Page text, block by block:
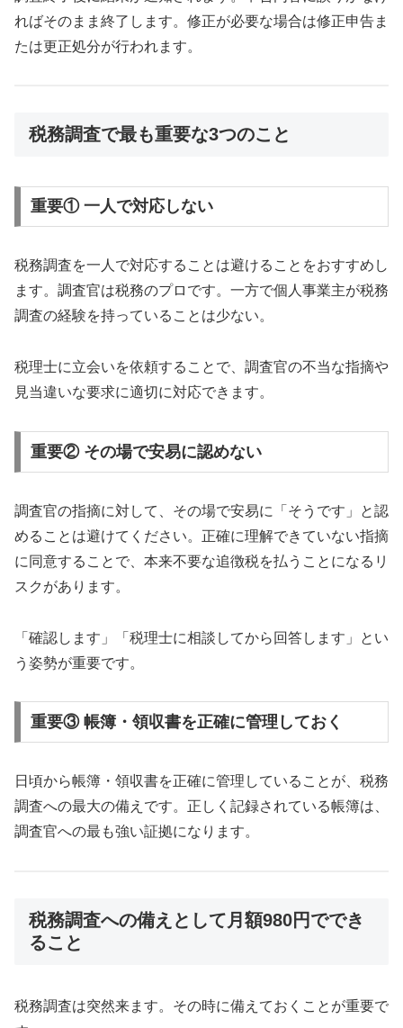
ればそのまま終了します。修正が必要な場合は修正申告ま
たは更正処分が行われます。
税務調査で最も重要な3つのこと
重要① 一人で対応しない
税務調査を一人で対応することは避けることをおすすめし
ます。調査官は税務のプロです。一方で個人事業主が税務
調査の経験を持っていることは少ない。
税理士に立会いを依頼することで、調査官の不当な指摘や
見当違いな要求に適切に対応できます。
重要② その場で安易に認めない
調査官の指摘に対して、その場で安易に「そうです」と認
めることは避けてください。正確に理解できていない指摘
に同意することで、本来不要な追徴税を払うことになるリ
スクがあります。
「確認します」「税理士に相談してから回答します」とい
う姿勢が重要です。
重要③ 帳簿・領収書を正確に管理しておく
日頃から帳簿・領収書を正確に管理していることが、税務
調査への最大の備えです。正しく記録されている帳簿は、
調査官への最も強い証拠になります。
税務調査への備えとして月額980円ででき
ること
税務調査は突然来ます。その時に備えておくことが重要で